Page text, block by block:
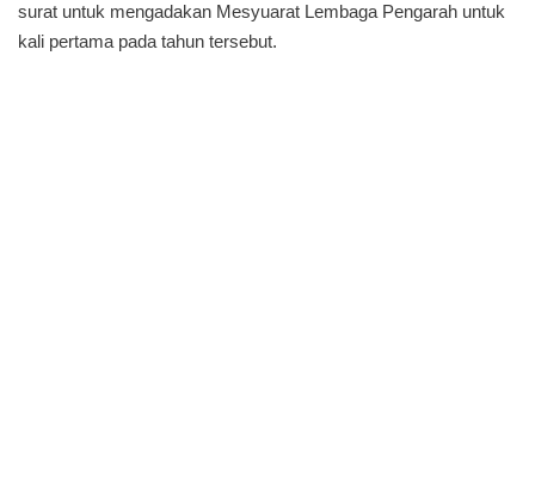
surat untuk mengadakan Mesyuarat Lembaga Pengarah untuk
kali pertama pada tahun tersebut.